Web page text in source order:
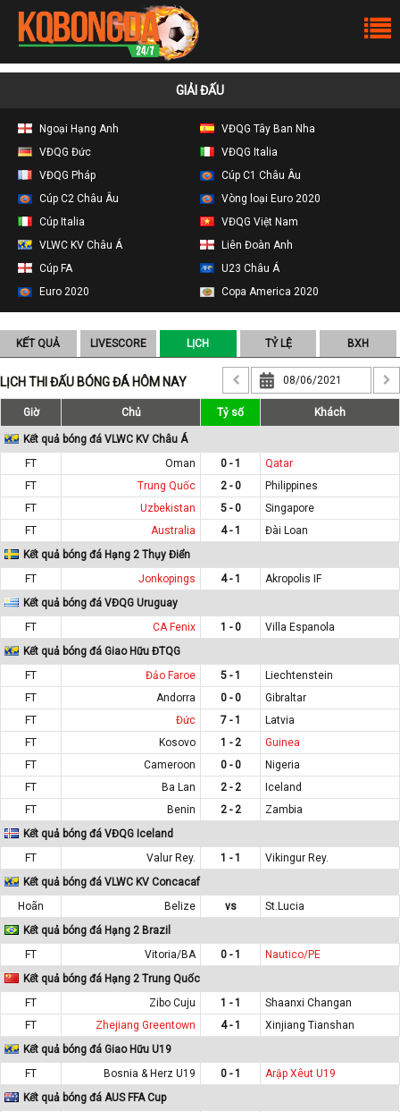
GIẢI ĐẤU
Ngoại Hạng Anh
VĐQG Tây Ban Nha
VĐQG Đức
VĐQG Italia
VĐQG Pháp
Cúp C1 Châu Âu
Cúp C2 Châu Âu
Vòng loại Euro 2020
Cúp Italia
VĐQG Việt Nam
VLWC KV Châu Á
Liên Đoàn Anh
Cúp FA
U23 Châu Á
Euro 2020
Copa America 2020
KẾT QUẢ LIVESCORE LỊCH TỶ LỆ BXH
LỊCH THI ĐẤU BÓNG ĐÁ HÔM NAY
Giờ Chủ Tỷ số Khách
Kết quả bóng đá VLWC KV Châu Á
FT
Oman 0 - 1
Qatar
FT
Trung Quốc 2 - 0
Philippines
FT
Uzbekistan 5 - 0
Singapore
FT
Australia 4 - 1
Đài Loan
Kết quả bóng đá Hạng 2 Thụy Điển
FT
Jonkopings 4 - 1
Akropolis IF
Kết quả bóng đá VĐQG Uruguay
FT
CA Fenix 1 - 0
Villa Espanola
Kết quả bóng đá Giao Hữu ĐTQG
FT
Đảo Faroe 5 - 1
Liechtenstein
FT
Andorra 0 - 0
Gibraltar
FT
Đức 7 - 1
Latvia
FT
Kosovo 1 - 2
Guinea
FT
Cameroon 0 - 0
Nigeria
FT
Ba Lan 2 - 2
Iceland
FT
Benin 2 - 2
Zambia
Kết quả bóng đá VĐQG Iceland
FT
Valur Rey. 1 - 1
Vikingur Rey.
Kết quả bóng đá VLWC KV Concacaf
Hoãn
Belize vs
St.Lucia
Kết quả bóng đá Hạng 2 Brazil
FT
Vitoria/BA 0 - 1
Nautico/PE
Kết quả bóng đá Hạng 2 Trung Quốc
FT
Zibo Cuju 1 - 1
Shaanxi Changan
FT
Zhejiang Greentown 4 - 1
Xinjiang Tianshan
Kết quả bóng đá Giao Hữu U19
FT
Bosnia & Herz U19 0 - 1
Arập Xêut U19
Kết quả bóng đá AUS FFA Cup